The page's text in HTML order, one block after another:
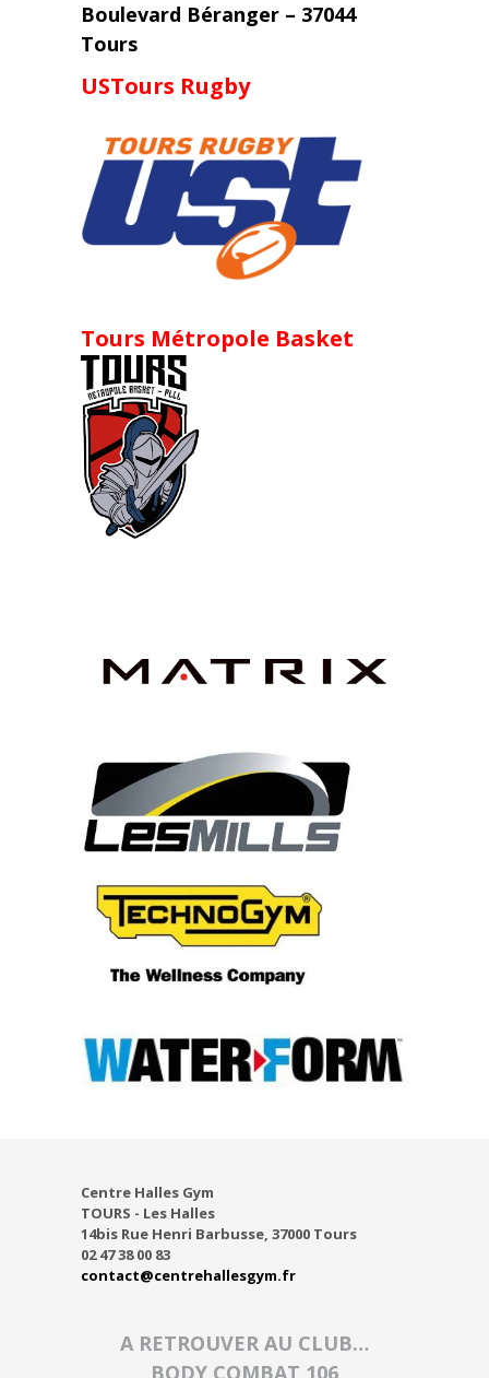
Boulevard Béranger – 37044
Tours
USTours Rugby
Tours Métropole Basket
Centre Halles Gym
TOURS - Les Halles
14bis Rue Henri Barbusse, 37000 Tours
02 47 38 00 83
contact@centrehallesgym.fr
A RETROUVER AU CLUB…
BODY COMBAT 106